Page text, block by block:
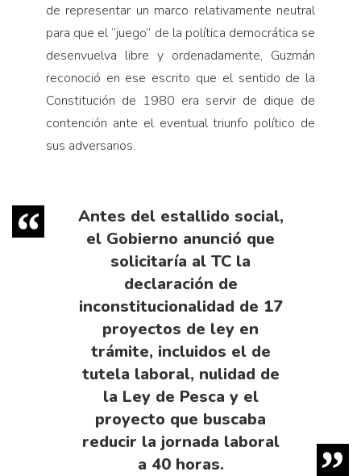
de representar un marco relativamente neutral
para que el “juego” de la política democrática se
desenvuelva libre y ordenadamente, Guzmán
reconoció en ese escrito que el sentido de la
Constitución de 1980 era servir de dique de
contención ante el eventual triunfo político de
sus adversarios.
Antes del estallido social,
el Gobierno anunció que
solicitaría al TC la
declaración de
inconstitucionalidad de 17
proyectos de ley en
trámite, incluidos el de
tutela laboral, nulidad de
la Ley de Pesca y el
proyecto que buscaba
reducir la jornada laboral
a 40 horas.